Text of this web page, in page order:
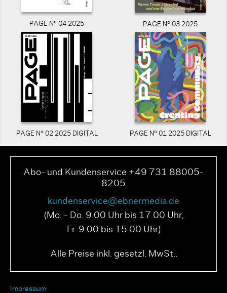
PAGE N° 04 2025 PAGE N° 03 2025
PAGE N° 02 2025 DIGITAL PAGE N° 01 2025 DIGITAL
Abo- und Kundenservice +49 731 88005-
8205
kundenservice@ebnermedia.de
(Mo. - Do. 9.00 Uhr bis 17.00 Uhr,
Fr. 9.00 bis 15.00 Uhr)
Alle Preise inkl. gesetzl. MwSt..
Impressum